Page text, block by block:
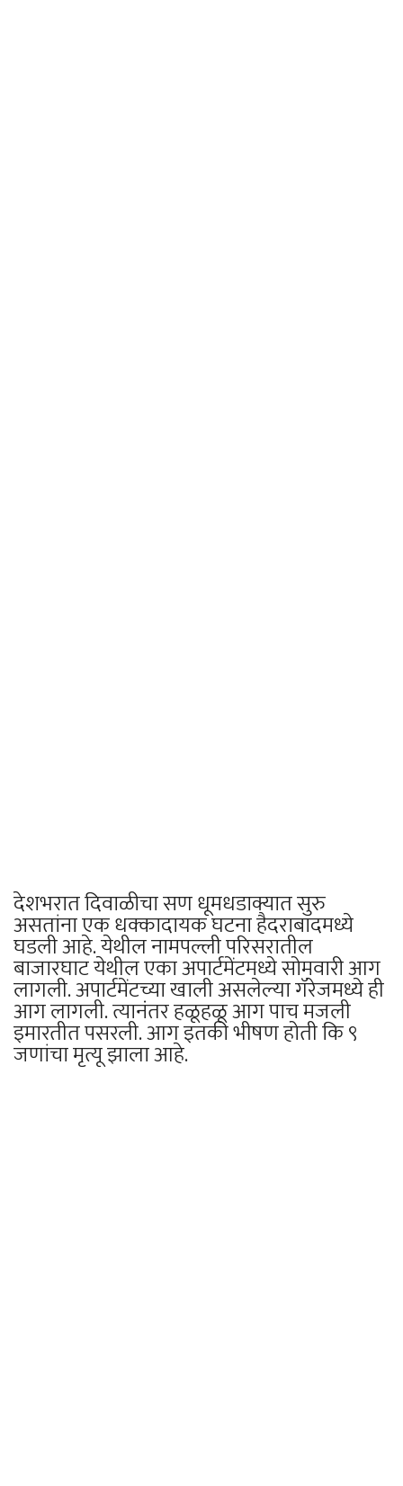
देशभरात दिवाळीचा सण धूमधडाक्यात सुरु
असतांना एक धक्कादायक घटना हैदराबादमध्ये
घडली आहे. येथील नामपल्ली परिसरातील
बाजारघाट येथील एका अपार्टमेंटमध्ये सोमवारी आग
लागली. अपार्टमेंटच्या खाली असलेल्या गॅरेजमध्ये ही
आग लागली. त्यानंतर हळूहळू आग पाच मजली
इमारतीत पसरली. आग इतकी भीषण होती कि ९
जणांचा मृत्यू झाला आहे.